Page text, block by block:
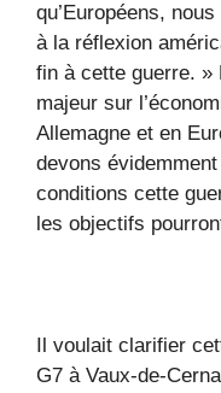
qu’Européens,
à la réflexion
fin à cette guerre. »
majeur sur
Allemagne et en
devons
conditions cette
les objectifs
Il voulait clarifier
G7 à Vaux-de-